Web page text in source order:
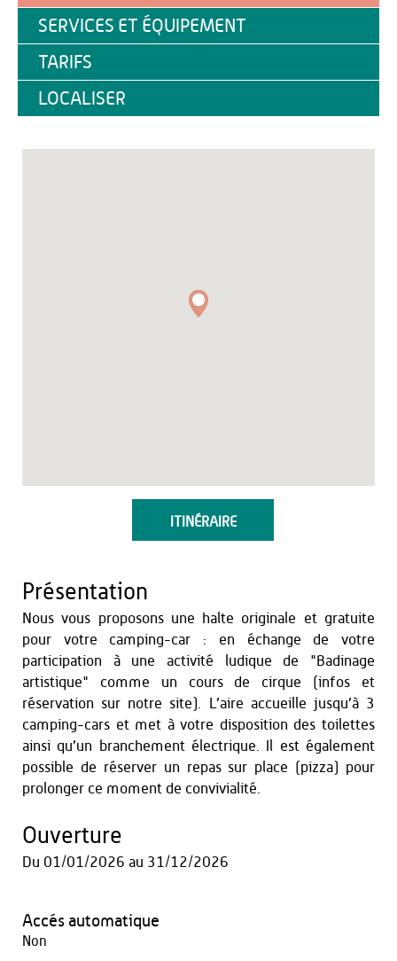
SERVICES ET ÉQUIPEMENT
TARIFS
LOCALISER
ITINÉRAIRE
Présentation
Nous vous proposons une halte originale et gratuite
pour votre camping-car : en échange de votre
participation à une activité ludique de "Badinage
artistique" comme un cours de cirque (infos et
réservation sur notre site). L’aire accueille jusqu’à 3
camping-cars et met à votre disposition des toilettes
ainsi qu’un branchement électrique. Il est également
possible de réserver un repas sur place (pizza) pour
prolonger ce moment de convivialité.
Ouverture
Du 01/01/2026 au 31/12/2026
Accés automatique
Non